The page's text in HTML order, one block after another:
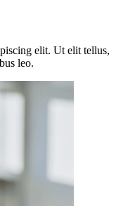
elit. Ut elit tellus,
leo.